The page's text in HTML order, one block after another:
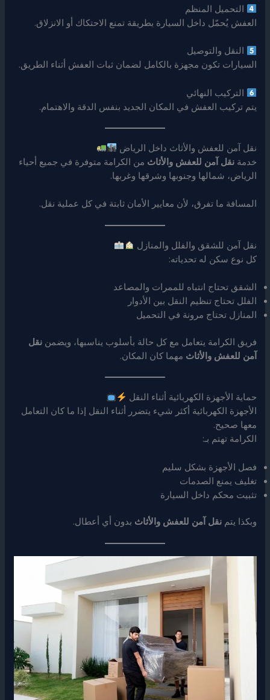
التحميل المنظم
العفش يُحمّل داخل السيارة بطريقة تمنع الاحتكاك أو الانزلاق.
النقل والتوصيل
السيارات تكون مجهزة بالكامل لضمان ثبات العفش أثناء الطريق.
التركيب النهائي
يتم تركيب العفش في المكان الجديد بنفس الدقة والاهتمام.
نقل آمن للعفش والأثاث داخل الرياض
خدمةنقل آمن للعفش والأثاث من الكرامة متوفرة في جميع أحياء
الرياض، شمالها وجنوبها وشرقها وغربها.
المسافة ما تفرق، لأن معايير الأمان ثابتة في كل عملية نقل.
نقل آمن للشقق والفلل والمنازل
كل نوع سكن له تحدياته:
الشقق تحتاج انتباه للممرات والمصاعد
الفلل تحتاج تنظيم النقل بين الأدوار
المنازل تحتاج مرونة في التحميل
فريق الكرامة يتعامل مع كل حالة بأسلوب يناسبها، ويضمننقل
آمن للعفش والأثاث مهما كان المكان.
حماية الأجهزة الكهربائية أثناء النقل
الأجهزة الكهربائية أكثر شيء يتضرر أثناء النقل إذا ما كان التعامل
معها صحيح.
الكرامة تهتم بـ:
فصل الأجهزة بشكل سليم
تغليف يمنع الصدمات
تثبيت محكم داخل السيارة
وبكذا يتمنقل آمن للعفش والأثاث بدون أي أعطال.